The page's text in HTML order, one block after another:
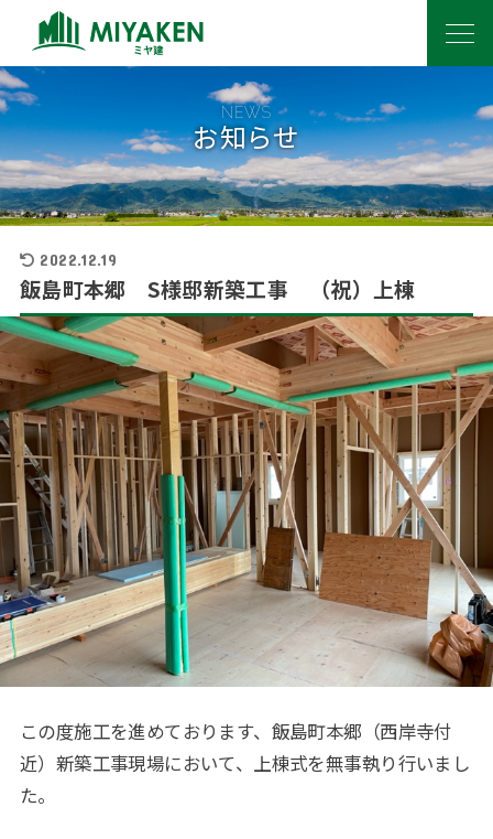
NEWS
お知らせ
2022.12.19
飯島町本郷 S様邸新築工事 （祝）上棟
この度施工を進めております、飯島町本郷（西岸寺付
近）新築工事現場において、上棟式を無事執り行いまし
た。